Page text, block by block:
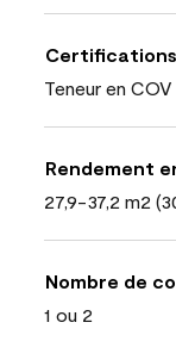
Teneur en
Rendement
27,9-37,2 m2
Nombre de
1 ou 2